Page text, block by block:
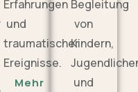
Erfahrungen
und
traumatischer
Ereignisse.
Mehr
Begleitung
von
Kindern,
und